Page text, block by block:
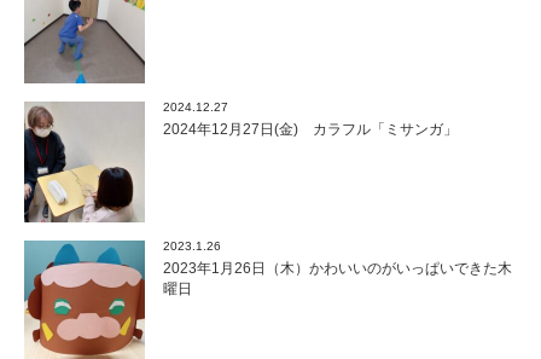
2024.12.27
2024年12月27日(金) カラフル「ミサンガ」
2023.1.26
2023年1月26日（木）かわいいのがいっぱいできた木
曜日